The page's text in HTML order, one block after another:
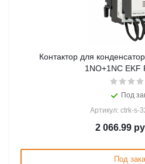
Контактор для
1NО+1NC EKF
Под
Артикул: ctrk-s-
2 066.99
Под